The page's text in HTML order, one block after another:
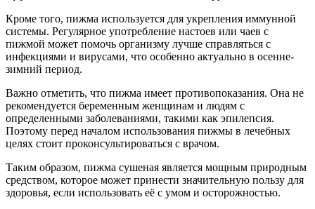
Кроме того, пижма используется для укрепления иммунной
системы. Регулярное употребление настоев или чаев с
пижмой может помочь организму лучше справляться с
инфекциями и вирусами, что особенно актуально в осенне-
зимний период.
Важно отметить, что пижма имеет противопоказания. Она не
рекомендуется беременным женщинам и людям с
определенными заболеваниями, такими как эпилепсия.
Поэтому перед началом использования пижмы в лечебных
целях стоит проконсультироваться с врачом.
Таким образом, пижма сушеная является мощным природным
средством, которое может принести значительную пользу для
здоровья, если использовать её с умом и осторожностью.